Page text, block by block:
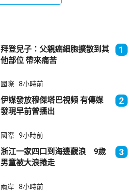
拜登兒子：父親癌細胞擴散到其
他部位 帶來痛苦
1
國際 8小時前
伊媒發放穆傑塔巴視頻 有傳媒
發現早前曾播出
2
國際 9小時前
浙江一家四口到海邊觀浪 9歲
男童被大浪捲走
3
兩岸 8小時前